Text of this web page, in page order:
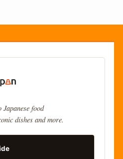
Japanese food
dishes and more.